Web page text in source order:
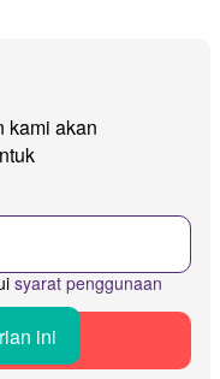
kami akan
syarat penggunaan
ini